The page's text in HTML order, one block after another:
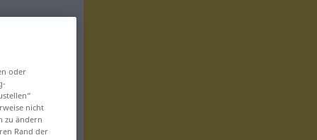
oder
nicht
zu ändern
Rand der